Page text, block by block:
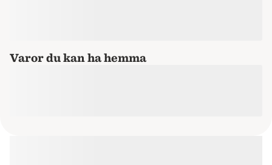
Varor du kan ha hemma